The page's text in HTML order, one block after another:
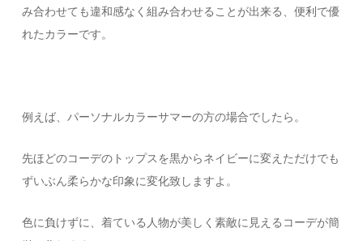
み合わせても違和感なく組み合わせることが出来る、便利で優
れたカラーです。
例えば、パーソナルカラーサマーの方の場合でしたら。
先ほどのコーデのトップスを黒からネイビーに変えただけでも
ずいぶん柔らかな印象に変化致しますよ。
色に負けずに、着ている人物が美しく素敵に見えるコーデが簡